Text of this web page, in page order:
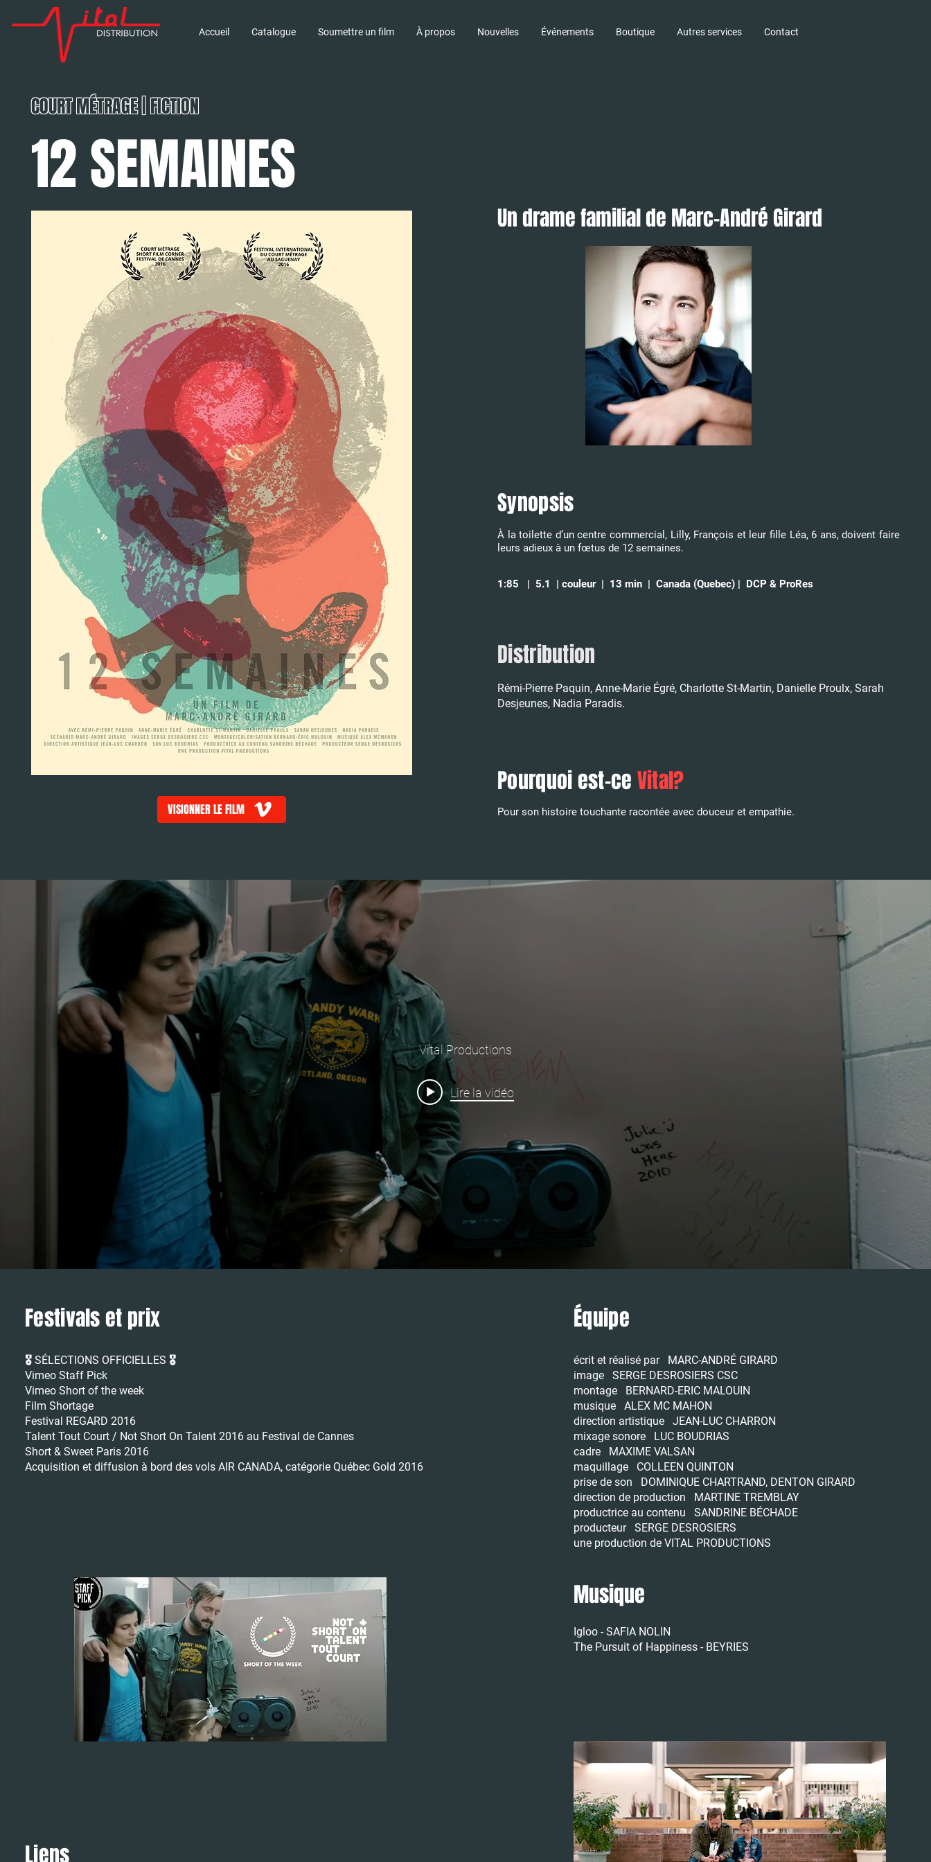
Accueil Catalogue Soumettre un film À propos Nouvelles Événements Boutique Autres services Contact
COURT MÉTRAGE | FICTION
12 SEMAINES
VISIONNER LE FILM
Un drame familial de Marc-André Girard
Synopsis
À la toilette d’un centre commercial, Lilly, François et leur fille Léa, 6 ans, doivent faire
leurs adieux à un fœtus de 12 semaines.
1:85 | 5.1 | couleur | 13 min | Canada (Quebec) | DCP & ProRes
Distribution
Rémi-Pierre Paquin, Anne-Marie Égré, Charlotte St-Martin, Danielle Proulx, Sarah
Desjeunes, Nadia Paradis.
Pourquoi est-ce Vital?
Pour son histoire touchante racontée avec douceur et empathie.
Vital Productions
Lire la vidéo
Festivals et prix
🎖️ SÉLECTIONS OFFICIELLES 🎖️
Vimeo Staff Pick
Vimeo Short of the week
Film Shortage
Festival REGARD 2016
Talent Tout Court / Not Short On Talent 2016 au Festival de Cannes
Short & Sweet Paris 2016
Acquisition et diffusion à bord des vols AIR CANADA, catégorie Québec Gold 2016
Liens
Équipe
écrit et réalisé par MARC-ANDRÉ GIRARD
image SERGE DESROSIERS CSC
montage BERNARD-ERIC MALOUIN
musique ALEX MC MAHON
direction artistique JEAN-LUC CHARRON
mixage sonore LUC BOUDRIAS
cadre MAXIME VALSAN
maquillage COLLEEN QUINTON
prise de son DOMINIQUE CHARTRAND, DENTON GIRARD
direction de production MARTINE TREMBLAY
productrice au contenu SANDRINE BÉCHADE
producteur SERGE DESROSIERS
une production de VITAL PRODUCTIONS
Musique
Igloo - SAFIA NOLIN
The Pursuit of Happiness - BEYRIES